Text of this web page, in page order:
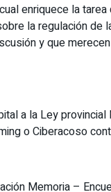
enriquece la
la regulación
y que
a la Ley provincial
o Ciberacoso
Memoria –